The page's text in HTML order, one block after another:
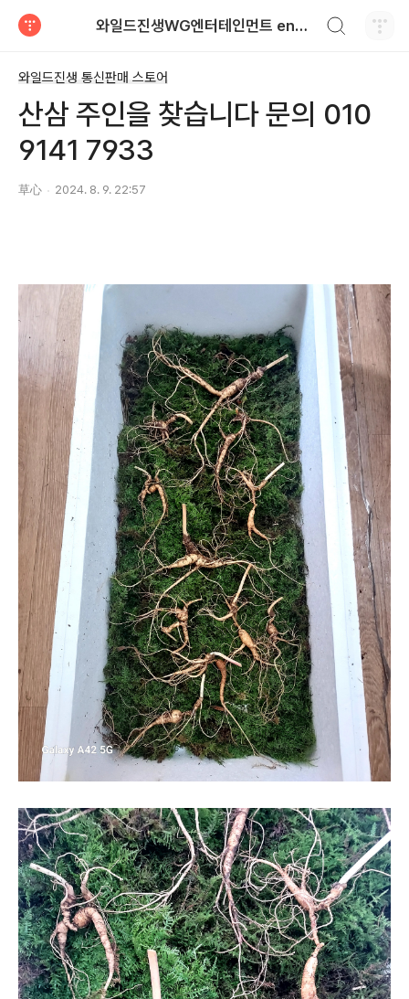
와일드진생WG엔터테인먼트 entertainment
와일드진생 통신판매 스토어
산삼 주인을 찾습니다 문의 010
9141 7933
草心 2024. 8. 9. 22:57